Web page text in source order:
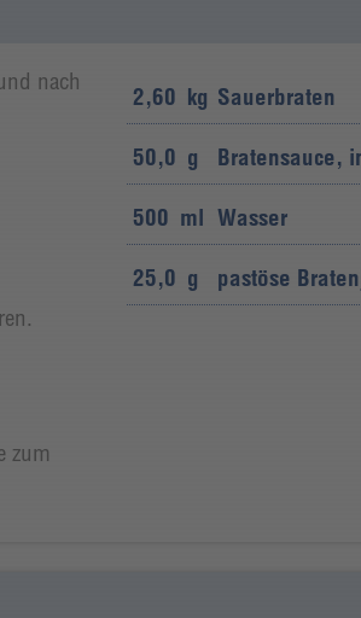
2,60 kg Sauerbraten
50,0 g Bratensauce,
500 ml Wasser
25,0 g pastöse
nach
zum